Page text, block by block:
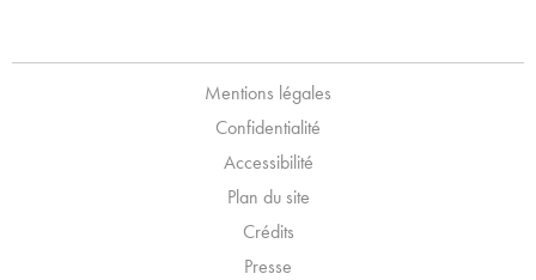
Mentions légales
Confidentialité
Accessibilité
Plan du site
Crédits
Presse